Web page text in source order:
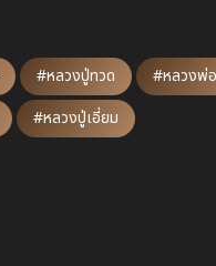
#หลวงปู่ทวด
#หลวงพ่
#หลวงปู่เอี่ยม